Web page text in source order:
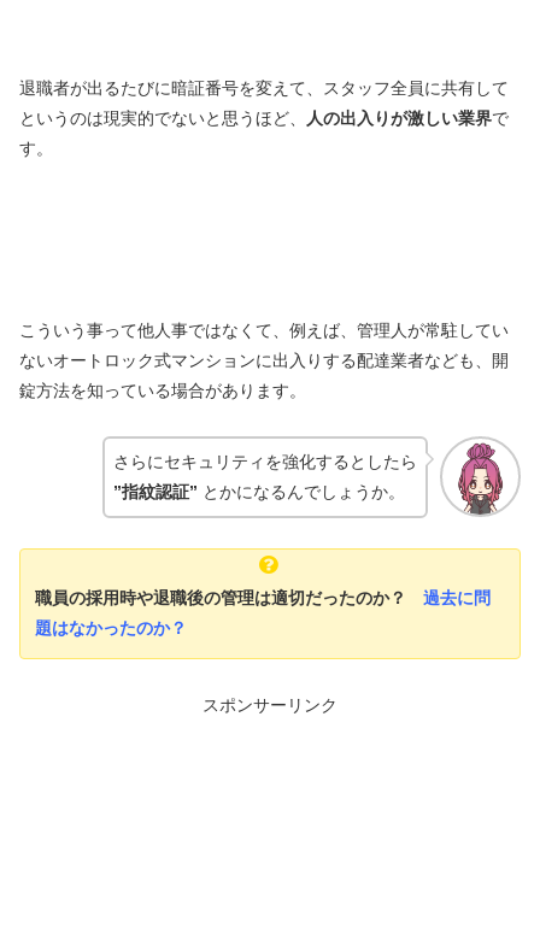
退職者が出るたびに暗証番号を変えて、スタッフ全員に共有して
というのは現実的でないと思うほど、
人の出入りが激しい業界で
す。
こういう事って他人事ではなくて、例えば、管理人が常駐してい
ないオートロック式マンションに出入りする配達業者なども、開
錠方法を知っている場合があります。
さらにセキュリティを強化するとしたら
”指紋認証” とかになるんでしょうか。
職員の採用時や退職後の管理は適切だったのか？ 過去に問
題はなかったのか？
スポンサーリンク